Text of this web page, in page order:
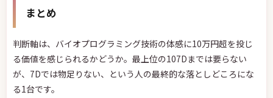
まとめ
判断軸は、バイオプログラミング技術の体感に10万円超を投じ
る価値を感じられるかどうか。最上位の107Dまでは要らない
が、7Dでは物足りない、という人の最終的な落としどころにな
る1台です。